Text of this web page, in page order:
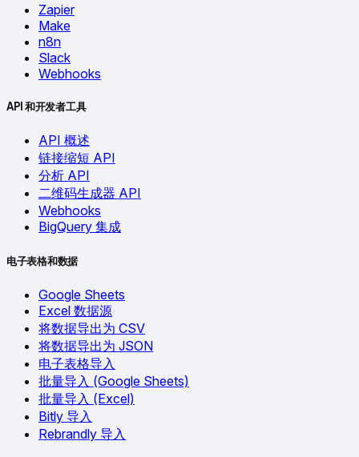
Zapier
Make
n8n
Slack
Webhooks
API 和开发者工具
API 概述
链接缩短 API
分析 API
二维码生成器 API
Webhooks
BigQuery 集成
电子表格和数据
Google Sheets
Excel 数据源
将数据导出为 CSV
将数据导出为 JSON
电子表格导入
批量导入 (Google Sheets)
批量导入 (Excel)
Bitly 导入
Rebrandly 导入